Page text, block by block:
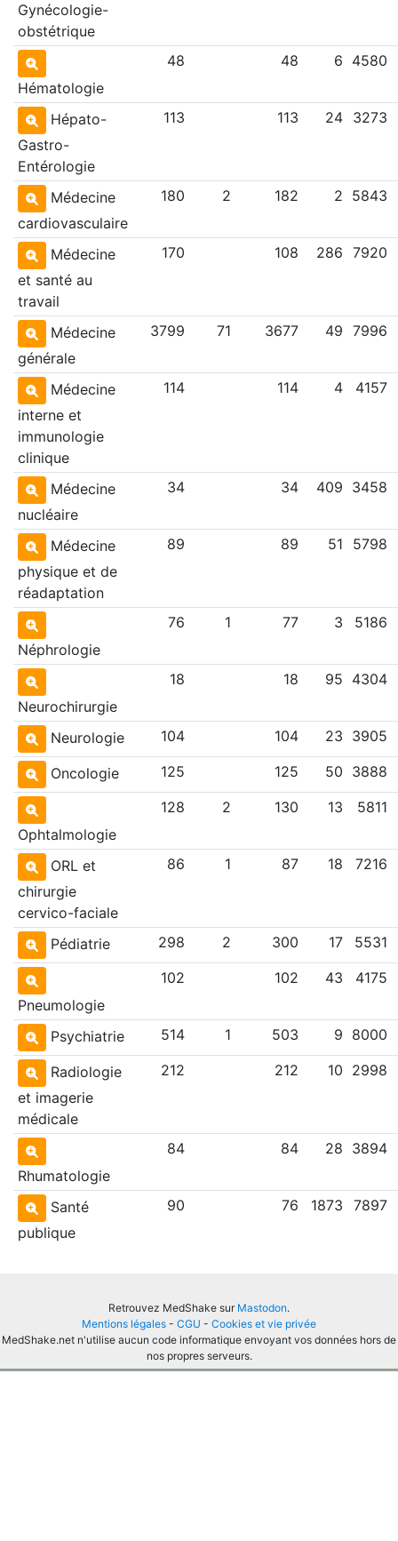
Gynécologie-
obstétrique
Hématologie
48 48 6 4580
Hépato-
Gastro-
Entérologie
113 113 24 3273
Médecine
cardiovasculaire
180 2 182 2 5843
Médecine
et santé au
travail
170 108 286 7920
Médecine
générale
3799 71 3677 49 7996
Médecine
interne et
immunologie
clinique
114 114 4 4157
Médecine
nucléaire
34 34 409 3458
Médecine
physique et de
réadaptation
89 89 51 5798
Néphrologie
76 1 77 3 5186
Neurochirurgie
18 18 95 4304
Neurologie 104 104 23 3905
Oncologie 125 125 50 3888
Ophtalmologie
128 2 130 13 5811
ORL et
chirurgie
cervico-faciale
86 1 87 18 7216
Pédiatrie 298 2 300 17 5531
Pneumologie
102 102 43 4175
Psychiatrie 514 1 503 9 8000
Radiologie
et imagerie
médicale
212 212 10 2998
Rhumatologie
84 84 28 3894
Santé
publique
90 76 1873 7897
Retrouvez MedShake sur Mastodon.
Mentions légales - CGU - Cookies et vie privée
MedShake.net n'utilise aucun code informatique envoyant vos données hors de
nos propres serveurs.